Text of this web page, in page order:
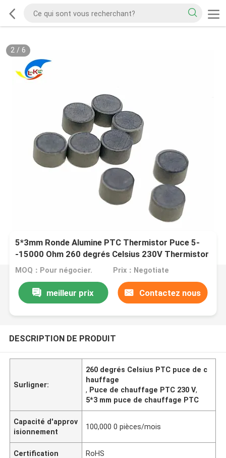
2/ 6
5*3mm Ronde Alumine PTC Thermistor Puce 5-
-15000 Ohm 260 degrés Celsius 230V Thermistor
à élément chauffant
MOQ：Pour négocier. Prix：Negotiate
meilleur prix Contactez nous
DESCRIPTION DE PRODUIT
Surligner:
260 degrés Celsius PTC puce de c
hauffage
, Puce de chauffage PTC 230 V,
5*3 mm puce de chauffage PTC
Capacité d'approv
isionnement
100,000 0 pièces/mois
Certification RoHS